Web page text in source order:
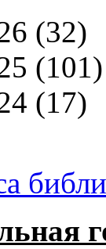
(32)
(101)
(17)